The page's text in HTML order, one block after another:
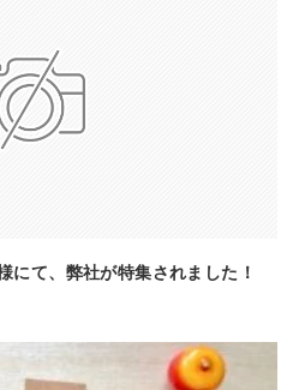
て、弊社が特集されました！